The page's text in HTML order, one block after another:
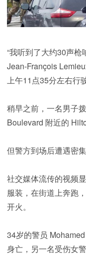
“我听到了大约30声枪
Jean-François
上午11点35分左右行
稍早之前，一名男子
Boulevard 附近的
但警方到场后遭遇密集
社交媒体流传的视频
服装，在街道上奔跑
开火。
34岁的警员
身亡，另一名受伤女